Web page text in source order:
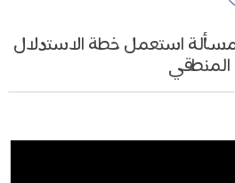
استعمل خطة الاستدلال
المنطقي